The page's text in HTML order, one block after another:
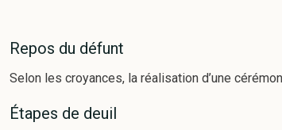
Repos du défunt
Selon les croyances, la réalisation d’une
Étapes de deuil